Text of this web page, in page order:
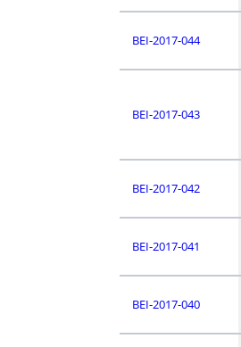
BEI-2017-044
BEI-2017-043
BEI-2017-042
BEI-2017-041
BEI-2017-040